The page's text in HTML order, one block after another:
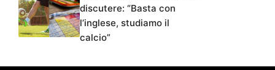
discutere: “Basta con
l’inglese, studiamo il
calcio”